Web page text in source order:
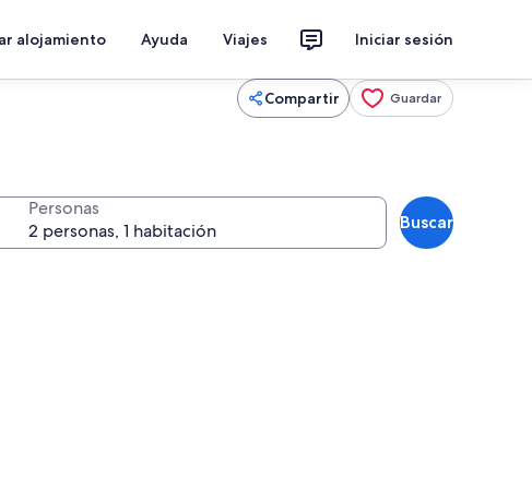
alojamiento Ayuda Viajes Iniciar sesión
Compartir Guardar
Personas
Buscar